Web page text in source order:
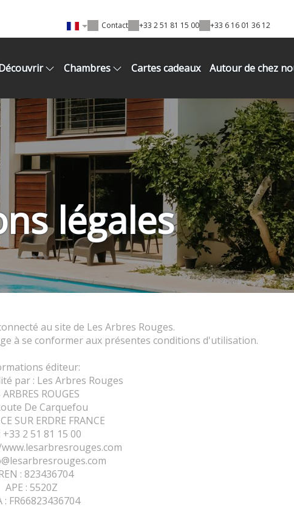
Contact +33 2 51 81 15 00 +33 6 16 01 36 12
Chambres Cartes cadeaux Autour de chez
légales
au site de Les Arbres Rouges.
à se conformer aux présentes conditions d'utilisation.
éditeur:
par : Les Arbres Rouges
ARBRES ROUGES
De Carquefou
SUR ERDRE FRANCE
+33 2 51 81 15 00
: 823436704
APE : 5520Z
: FR66823436704